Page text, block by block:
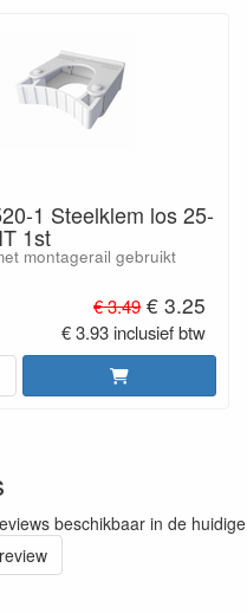
1 Steelklem los 25-
1st
montagerail gebruikt
€ 3.49€ 3.25
€ 3.93 inclusief btw
beschikbaar in de